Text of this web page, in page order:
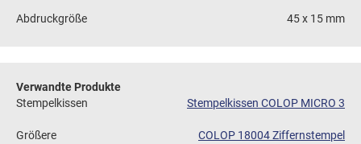
Abdruckgröße 45 x 15 mm
Verwandte Produkte
Stempelkissen
Stempelkissen COLOP MICRO 3
Größere
COLOP 18004 Ziffernstempel